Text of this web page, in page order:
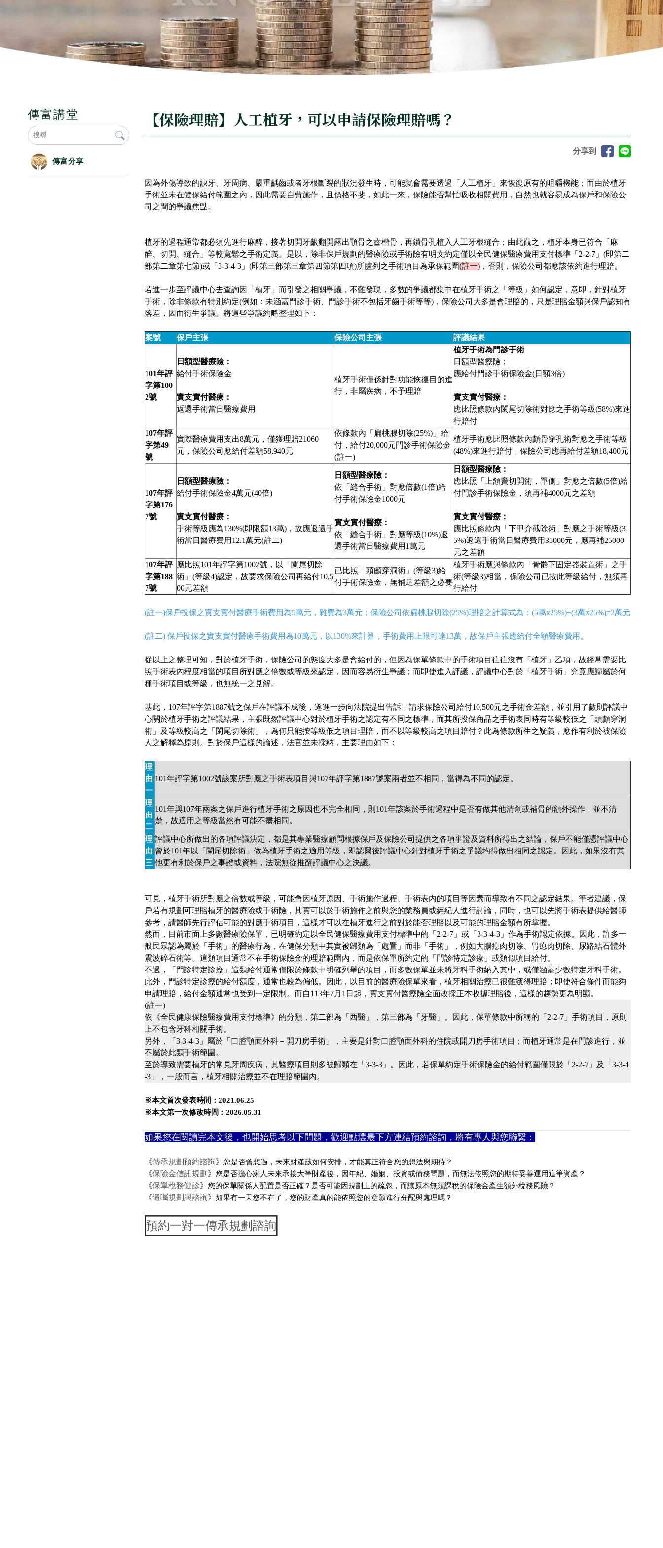
傳富講堂
傳富分享
【保險理賠】人工植牙，可以申請保險理賠嗎？
分享到
因為外傷導致的缺牙、牙周病、嚴重齲齒或者牙根斷裂的狀況發生時，可能就會需要透過「人工植牙」來恢復原有的咀嚼機能；而由於植牙
手術並未在健保給付範圍之內，因此需要自費施作，且價格不斐，如此一來，保險能否幫忙吸收相關費用，自然也就容易成為保戶和保險公
司之間的爭議焦點。
植牙的過程通常都必須先進行麻醉，接著切開牙齦翻開露出顎骨之齒槽骨，再鑽骨孔植入人工牙根縫合；由此觀之，植牙本身已符合「麻
醉、切開、縫合」等較寬鬆之手術定義。是以，除非保戶規劃的醫療險或手術險有明文約定僅以全民健保醫療費用支付標準「2-2-7」(即第二
部第二章第七節)或「3-3-4-3」(即第三部第三章第四節第四項)所臚列之手術項目為承保範圍(註一) ，否則，保險公司都應該依約進行理賠。
若進一步至評議中心去查詢因「植牙」而引發之相關爭議，不難發現，多數的爭議都集中在植牙手術之「等級」如何認定，意即，針對植牙
手術，除非條款有特別約定(例如：未涵蓋門診手術、門診手術不包括牙齒手術等等)，保險公司大多是會理賠的，只是理賠金額與保戶認知有
落差，因而衍生爭議。將這些爭議約略整理如下：
案號 保戶主張 保險公司主張 評議結果
101年評
字第100
2號
日額型醫療險：
給付手術保險金
實支實付醫療：
返還手術當日醫療費用
植牙手術僅係針對功能恢復目的進
行，非屬疾病，不予理賠
植牙手術為門診手術
日額型醫療險：
應給付門診手術保險金(日額3倍)
實支實付醫療：
應比照條款內闌尾切除術對應之手術等級(58%)來進
行賠付
107年評
字第49
號
實際醫療費用支出8萬元，僅獲理賠21060
元，保險公司應給付差額58,940元
依條款內「扁桃腺切除(25%)」給
付，給付20,000元門診手術保險金
(註一)
植牙手術應比照條款內顱骨穿孔術對應之手術等級
(48%)來進行賠付，保險公司應再給付差額18,400元
107年評
字第176
7號
日額型醫療險：
給付手術保險金4萬元(40倍)
實支實付醫療：
手術等級應為130%(即限額13萬)，故應返還手
術當日醫療費用12.1萬元(註二)
日額型醫療險：
依「縫合手術」對應倍數(1倍)給
付手術保險金1000元
實支實付醫療：
依「縫合手術」對應等級(10%)返
還手術當日醫療費用1萬元
日額型醫療險：
應比照「上頷竇切開術，單側」對應之倍數(5倍)給
付門診手術保險金，須再補4000元之差額
實支實付醫療：
應比照條款內「下甲介截除術」對應之手術等級(3
5%)返還手術當日醫療費用35000元，應再補25000
元之差額
107年評
字第188
7號
應比照101年評字第1002號，以「闌尾切除
術」(等級4)認定，故要求保險公司再給付10,5
00元差額
已比照「頭顱穿洞術」(等級3)給
付手術保險金，無補足差額之必要
植牙手術應與條款內「骨骼下固定器裝置術」之手
術(等級3)相當，保險公司已按此等級給付，無須再
行給付
(註一)保戶投保之實支實付醫療手術費用為5萬元，雜費為3萬元；保險公司依扁桃腺切除(25%)理賠之計算式為：(5萬x25%)+(3萬x25%)=2萬元
(註二) 保戶投保之實支實付醫療手術費用為10萬元，以130%來計算，手術費用上限可達13萬，故保戶主張應給付全額醫療費用。
從以上之整理可知，對於植牙手術，保險公司的態度大多是會給付的，但因為保單條款中的手術項目往往沒有「植牙」乙項，故經常需要比
照手術表內程度相當的項目所對應之倍數或等級來認定，因而容易衍生爭議；而即使進入評議，評議中心對於「植牙手術」究竟應歸屬於何
種手術項目或等級，也無統一之見解。
基此，107年評字第1887號之保戶在評議不成後，遂進一步向法院提出告訴，請求保險公司給付10,500元之手術金差額，並引用了數則評議中
心關於植牙手術之評議結果，主張既然評議中心對於植牙手術之認定有不同之標準，而其所投保商品之手術表同時有等級較低之「頭顱穿洞
術」及等級較高之「闌尾切除術」，為何只能按等級低之項目理賠，而不以等級較高之項目賠付？此為條款所生之疑義，應作有利於被保險
人之解釋為原則。對於保戶這樣的論述，法官並未採納，主要理由如下：
理
由
一
101年評字第1002號該案所對應之手術表項目與107年評字第1887號案兩者並不相同，當得為不同的認定。
理
由
二
101年與107年兩案之保戶進行植牙手術之原因也不完全相同，則101年該案於手術過程中是否有做其他清創或補骨的額外操作，並不清
楚，故適用之等級當然有可能不盡相同。
理
由
三
評議中心所做出的各項評議決定，都是其專業醫療顧問根據保戶及保險公司提供之各項事證及資料所得出之結論，保戶不能僅憑評議中心
曾於101年以「闌尾切除術」做為植牙手術之適用等級，即認爾後評議中心針對植牙手術之爭議均得做出相同之認定。因此，如果沒有其
他更有利於保戶之事證或資料，法院無從推翻評議中心之決議。
可見，植牙手術所對應之倍數或等級，可能會因植牙原因、手術施作過程、手術表內的項目等因素而導致有不同之認定結果。筆者建議，保
戶若有規劃可理賠植牙的醫療險或手術險，其實可以於手術施作之前與您的業務員或經紀人進行討論，同時，也可以先將手術表提供給醫師
參考，請醫師先行評估可能的對應手術項目，這樣才可以在植牙進行之前對於能否理賠以及可能的理賠金額有所掌握。
然而，目前市面上多數醫療險保單，已明確約定以全民健保醫療費用支付標準中的「2-2-7」或「3-3-4-3」作為手術認定依據。因此，許多一
般民眾認為屬於「手術」的醫療行為，在健保分類中其實被歸類為「處置」而非「手術」，例如大腸瘜肉切除、胃瘜肉切除、尿路結石體外
震波碎石術等。這類項目通常不在手術保險金的理賠範圍內，而是依保單所約定的「門診特定診療」或類似項目給付。
不過，「門診特定診療」這類給付通常僅限於條款中明確列舉的項目，而多數保單並未將牙科手術納入其中，或僅涵蓋少數特定牙科手術。
此外，門診特定診療的給付額度，通常也較為偏低。因此，以目前的醫療險保單來看，植牙相關治療已很難獲得理賠；即使符合條件而能夠
申請理賠，給付金額通常也受到一定限制。而自113年7月1日起，實支實付醫療險全面改採正本收據理賠後，這樣的趨勢更為明顯。
(註一)
依《全民健康保險醫療費用支付標準》的分類，第二部為「西醫」，第三部為「牙醫」。因此，保單條款中所稱的「2-2-7」手術項目，原則
上不包含牙科相關手術。
另外，「3-3-4-3」屬於「口腔顎面外科－開刀房手術」，主要是針對口腔顎面外科的住院或開刀房手術項目；而植牙通常是在門診進行，並
不屬於此類手術範圍。
至於導致需要植牙的常見牙周疾病，其醫療項目則多被歸類在「3-3-3」。因此，若保單約定手術保險金的給付範圍僅限於「2-2-7」及「3-3-4
-3」，一般而言，植牙相關治療並不在理賠範圍內。
※本文首次發表時間：2021.06.25
※本文第一次修改時間：2026.05.31
如果您在閱讀完本文後，也開始思考以下問題，歡迎點選最下方連結預約諮詢，將有專人與您聯繫：
《傳承規劃預約諮詢》 您是否曾想過，未來財產該如何安排，才能真正符合您的想法與期待？
《保險金信託規劃 》 您是否擔心家人未來承接大筆財產後，因年紀、婚姻、投資或債務問題，而無法依照您的期待妥善運用這筆資產？
《保單稅務健診》 您的保單關係人配置是否正確？是否可能因規劃上的疏忽，而讓原本無須課稅的保險金產生額外稅務風險？
《遺囑規劃與諮詢》 如果有一天您不在了，您的財產真的能依照您的意願進行分配與處理嗎？
預約一對一傳承規劃諮詢